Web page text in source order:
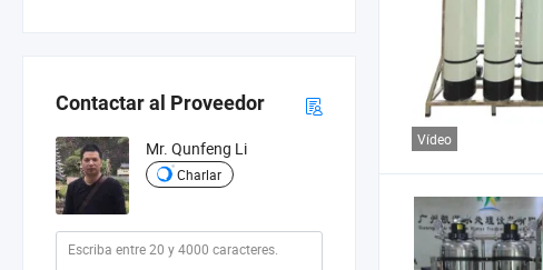
Contactar al Proveedor
Mr. Qunfeng Li
Charlar
Vídeo